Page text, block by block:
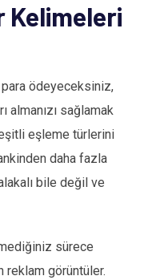
Kelimeleri
para ödeyeceksiniz,
almanızı sağlamak
eşleme türlerini
daha fazla
bile değil ve
sürece
reklam görüntüler.